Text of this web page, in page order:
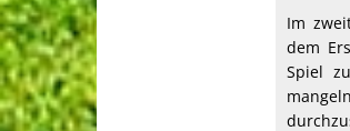
Im
dem
Spiel